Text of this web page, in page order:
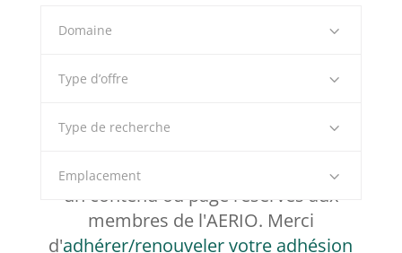
Domaine
Type d’offre
Type de recherche
Emplacement
Bonjour, vous avez tenté d'accéder à
un contenu ou page réservés aux
membres de l'AERIO. Merci
d'adhérer/renouveler votre adhésion